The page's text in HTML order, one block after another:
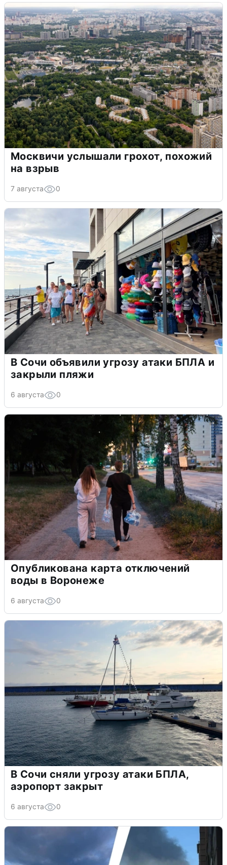
Москвичи услышали грохот, похожий
на взрыв
7 августа 0
В Сочи объявили угрозу атаки БПЛА и
закрыли пляжи
6 августа 0
Опубликована карта отключений
воды в Воронеже
6 августа 0
В Сочи сняли угрозу атаки БПЛА,
аэропорт закрыт
6 августа 0